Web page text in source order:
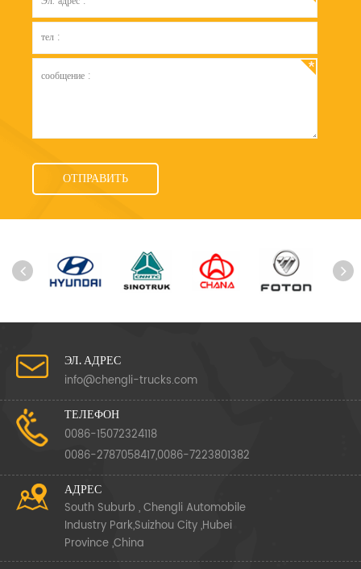
ЭЛ. АДРЕС
info@chengli-trucks.com
ТЕЛЕФОН
0086-15072324118
0086-2787058417,0086-7223801382
АДРЕС
South Suburb , Chengli Automobile
Industry Park,Suizhou City ,Hubei
Province ,China